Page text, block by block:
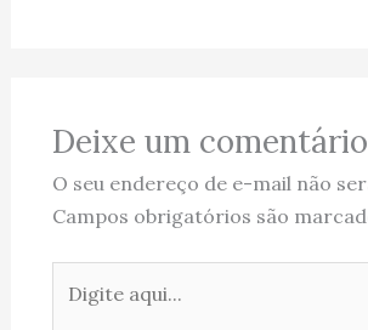
Deixe um comentário
O seu endereço de e-mail não
Campos obrigatórios são
aqui...